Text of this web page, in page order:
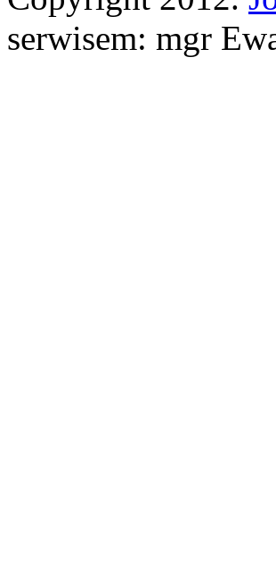
serwisem: mgr